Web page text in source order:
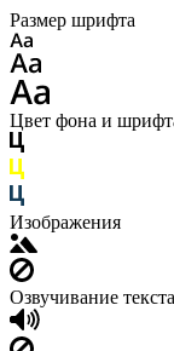
Размер шрифта
Цвет фона и
Изображения
Озвучивание текста